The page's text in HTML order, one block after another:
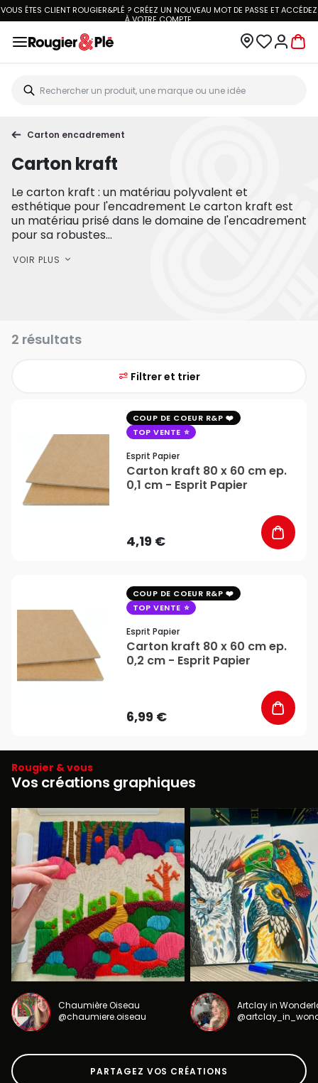
OFFERTE DÈS 70€.VOIR CONDITIONS VOUS ÊTES CLIENT
Carton encadrement
Carton kraft
Le carton kraft : un matériau polyvalent et
esthétique pour l'encadrement Le carton kraft est
un matériau prisé dans le domaine de l'encadrement
pour sa robustes...
VOIR PLUS
2 résultats
Filtrer et trier
COUP DE COEUR R&P
TOP VENTE
Esprit Papier
Carton kraft 80 x 60 cm ep.
0,1 cm - Esprit Papier
4,19 €
COUP DE COEUR R&P
TOP VENTE
Esprit Papier
Carton kraft 80 x 60 cm ep.
0,2 cm - Esprit Papier
6,99 €
Rougier & vous
Vos créations graphiques
Chaumière Oiseau
@chaumiere.oiseau
Artclay in
PARTAGEZ VOS CRÉATIONS